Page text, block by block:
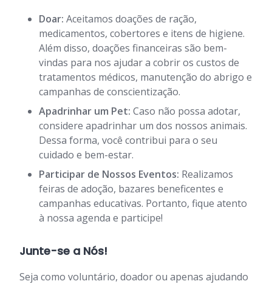
Doar: Aceitamos doações de ração,
medicamentos, cobertores e itens de higiene.
Além disso, doações financeiras são bem-
vindas para nos ajudar a cobrir os custos de
tratamentos médicos, manutenção do abrigo e
campanhas de conscientização.
Apadrinhar um Pet: Caso não possa adotar,
considere apadrinhar um dos nossos animais.
Dessa forma, você contribui para o seu
cuidado e bem-estar.
Participar de Nossos Eventos: Realizamos
feiras de adoção, bazares beneficentes e
campanhas educativas. Portanto, fique atento
à nossa agenda e participe!
Junte-se a Nós!
Seja como voluntário, doador ou apenas ajudando